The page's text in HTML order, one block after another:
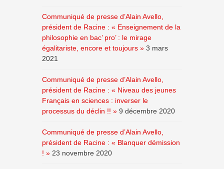
Communiqué de presse d’Alain Avello,
président de Racine : « Enseignement de la
philosophie en bac’ pro’ : le mirage
égalitariste, encore et toujours » 3 mars
2021
Communiqué de presse d’Alain Avello,
président de Racine : « Niveau des jeunes
Français en sciences : inverser le
processus du déclin !! » 9 décembre 2020
Communiqué de presse d’Alain Avello,
président de Racine : « Blanquer démission
! » 23 novembre 2020